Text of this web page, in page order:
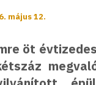
május 12.
öt